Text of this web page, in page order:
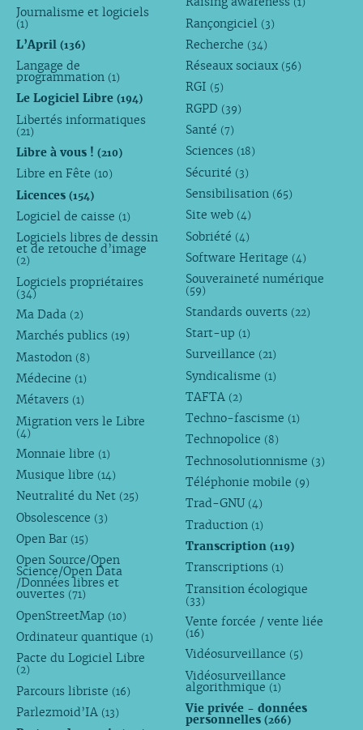
Journalisme et logiciels
(1)
L’April (136)
Langage de
programmation (1)
Le Logiciel Libre (194)
Libertés informatiques
(21)
Libre à vous ! (210)
Libre en Fête (10)
Licences (154)
Logiciel de caisse (1)
Logiciels libres de dessin
et de retouche d’image
(2)
Logiciels propriétaires
(34)
Ma Dada (2)
Marchés publics (19)
Mastodon (8)
Médecine (1)
Métavers (1)
Migration vers le Libre
(4)
Monnaie libre (1)
Musique libre (14)
Neutralité du Net (25)
Obsolescence (3)
Open Bar (15)
Open Source/Open
Science/Open Data
/Données libres et
ouvertes (71)
OpenStreetMap (10)
Ordinateur quantique (1)
Pacte du Logiciel Libre
(2)
Parcours libriste (16)
Parlezmoid’IA (13)
Rançongiciel (3)
Recherche (34)
Réseaux sociaux (56)
RGI (5)
RGPD (39)
Santé (7)
Sciences (18)
Sécurité (3)
Sensibilisation (65)
Site web (4)
Sobriété (4)
Software Heritage (4)
Souveraineté numérique
(59)
Standards ouverts (22)
Start-up (1)
Surveillance (21)
Syndicalisme (1)
TAFTA (2)
Techno-fascisme (1)
Technopolice (8)
Technosolutionnisme (3)
Téléphonie mobile (9)
Trad-GNU (4)
Traduction (1)
Transcription(119)
Transcriptions (1)
Transition écologique
(33)
Vente forcée / vente liée
(16)
Vidéosurveillance (5)
Vidéosurveillance
algorithmique (1)
Vie privée - données
personnelles(266)